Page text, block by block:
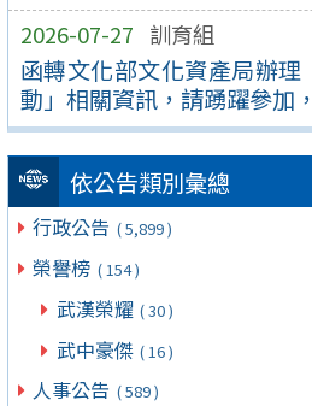
2026-07-27 訓育組
函轉文化部文化資產局辦
動」相關資訊，請踴躍參加
依公告類別彙總
行政公告 ( 5,899 )
榮譽榜 ( 154 )
武漢榮耀 ( 30 )
武中豪傑 ( 16 )
人事公告 ( 589 )